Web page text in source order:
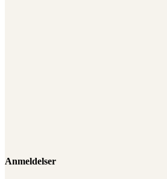
Anmeldelser